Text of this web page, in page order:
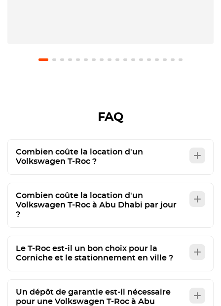
FAQ
Combien coûte la location d'un
Volkswagen T-Roc ?
Combien coûte la location d'un
Volkswagen T-Roc à Abu Dhabi par jour
?
Le T-Roc est-il un bon choix pour la
Corniche et le stationnement en ville ?
Un dépôt de garantie est-il nécessaire
pour une Volkswagen T-Roc à Abu